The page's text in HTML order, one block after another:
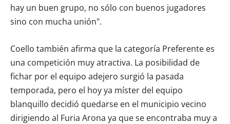
hay un buen grupo, no sólo con buenos jugadores
sino con mucha unión".
Coello también afirma que la categoría Preferente es
una competición muy atractiva. La posibilidad de
fichar por el equipo adejero surgió la pasada
temporada, pero el hoy ya míster del equipo
blanquillo decidió quedarse en el municipio vecino
dirigiendo al Furia Arona ya que se encontraba muy a